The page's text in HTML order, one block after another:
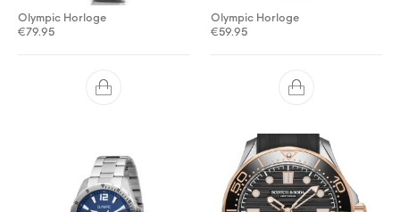
Olympic Horloge
€79.95
Olympic Horloge
€59.95